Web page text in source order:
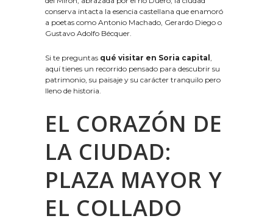
conserva intacta la esencia castellana que enamoró
a poetas como Antonio Machado, Gerardo Diego o
Gustavo Adolfo Bécquer.
Si te preguntas qué visitar en Soria capital ,
aquí tienes un recorrido pensado para descubrir su
patrimonio, su paisaje y su carácter tranquilo pero
lleno de historia.
EL CORAZÓN DE
LA CIUDAD:
PLAZA MAYOR Y
EL COLLADO